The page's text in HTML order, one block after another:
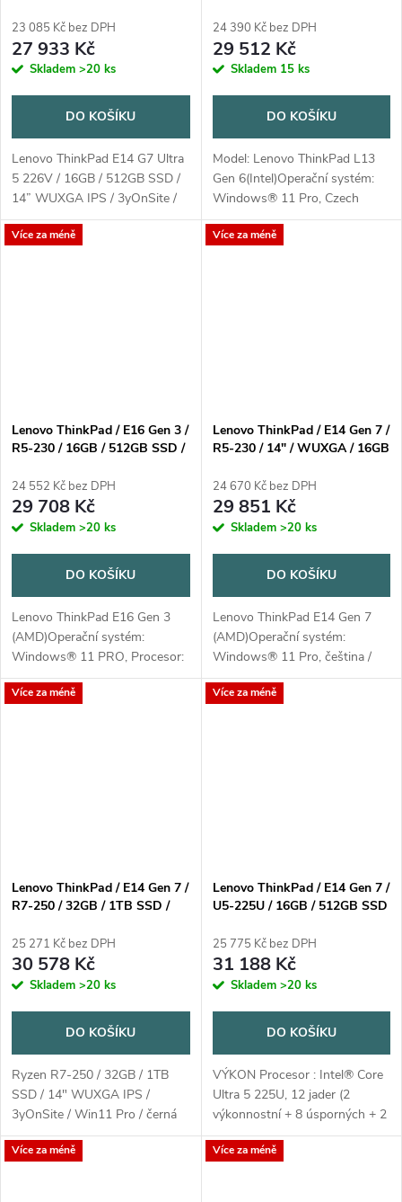
Win11 Pro / černá
23 085 Kč bez DPH
27 933 Kč
Skladem >20 ks
DO KOŠÍKU
Lenovo ThinkPad E14 G7 Ultra
5 226V / 16GB / 512GB SSD /
14” WUXGA IPS / 3yOnSite /
Win11 Pro / černá
Onsite / Win11 Pro / černá
24 390 Kč bez DPH
29 512 Kč
Skladem 15 ks
DO KOŠÍKU
Model: Lenovo ThinkPad L13
Gen 6(Intel)Operační systém:
Windows® 11 Pro, Czech
/Slovak / EnglishProcesor: Intel
Core Ultra 5 225U (12 jader (2P
Více za méně
Lenovo ThinkPad / E16 Gen 3 /
R5-230 / 16GB / 512GB SSD /
3Y Onsite / černá
24 552 Kč bez DPH
29 708 Kč
Skladem >20 ks
DO KOŠÍKU
Lenovo ThinkPad E16 Gen 3
(AMD)Operační systém:
Windows® 11 PRO, Procesor:
AMD Ryzen™ 5 230, 16GB
SO-DIMM DDR5-5600, 512GB
Více za méně
Lenovo ThinkPad / E14 Gen 7 /
R5-230 / 14" / WUXGA / 16GB
Black / 3R On-Site
24 670 Kč bez DPH
29 851 Kč
Skladem >20 ks
DO KOŠÍKU
Lenovo ThinkPad E14 Gen 7
(AMD)Operační systém:
Windows® 11 Pro, čeština /
slovenština /
angličtinaProcesor: AMD Ryzen
Více za méně
Lenovo ThinkPad / E14 Gen 7 /
R7-250 / 32GB / 1TB SSD /
Win11 Pro / černá
25 271 Kč bez DPH
30 578 Kč
Skladem >20 ks
DO KOŠÍKU
Ryzen R7-250 / 32GB / 1TB
SSD / 14" WUXGA IPS /
3yOnSite / Win11 Pro / černá
Více za méně
Lenovo ThinkPad / E14 Gen 7 /
U5-225U / 16GB / 512GB SSD
Home / 3Y Onsite / černá
25 775 Kč bez DPH
31 188 Kč
Skladem >20 ks
DO KOŠÍKU
VÝKON Procesor : Intel® Core
Ultra 5 225U, 12 jader (2
výkonnostní + 8 úsporných + 2
nízkoenergetické) / 14 vláken,
Max Turbo až 4,8 GHz, 12MB
Více za méně Více za méně